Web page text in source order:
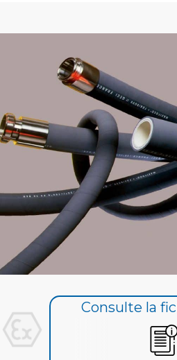
Consulte la